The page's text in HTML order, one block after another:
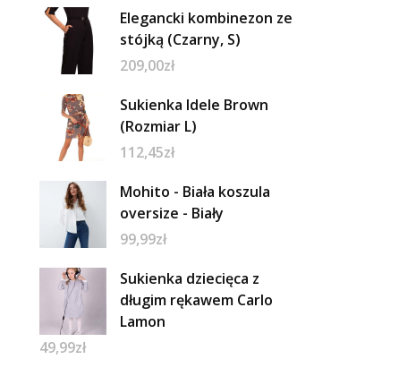
Elegancki kombinezon ze
stójką (Czarny, S)
209,00zł
Sukienka Idele Brown
(Rozmiar L)
112,45zł
Mohito - Biała koszula
oversize - Biały
99,99zł
Sukienka dziecięca z
długim rękawem Carlo
Lamon
49,99zł